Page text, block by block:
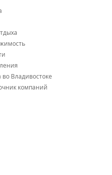
во Владивостоке
компаний